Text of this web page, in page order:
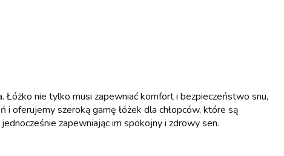
Łóżko nie tylko musi zapewniać komfort i bezpieczeństwo snu,
oferujemy szeroką gamę łóżek dla chłopców, które są
zapewniając im spokojny i zdrowy sen.